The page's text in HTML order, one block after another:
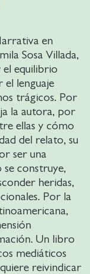
en
Sosa Villada,
equilibrio
lenguaje
trágicos. Por
la autora, por
ellas y cómo
del relato, su
ser una
construye,
heridas,
Por la
Un libro
mediáticos
reivindicar